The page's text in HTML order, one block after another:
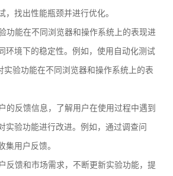
，找出性能瓶颈并进行优化。
功能在不同浏览器和操作系统上的表现进
环境下的稳定性。例如，使用自动化测试
实验功能在不同浏览器和操作系统上的表
的反馈信息，了解用户在使用过程中遇到
实验功能进行改进。例如，通过调查问
集用户反馈。
反馈和市场需求，不断更新实验功能，提